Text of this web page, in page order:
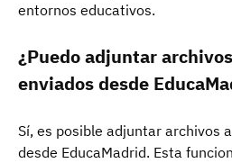
entornos educativos.
¿Puedo adjuntar
enviados desde
Sí, es posible adjuntar archivos
desde EducaMadrid. Esta